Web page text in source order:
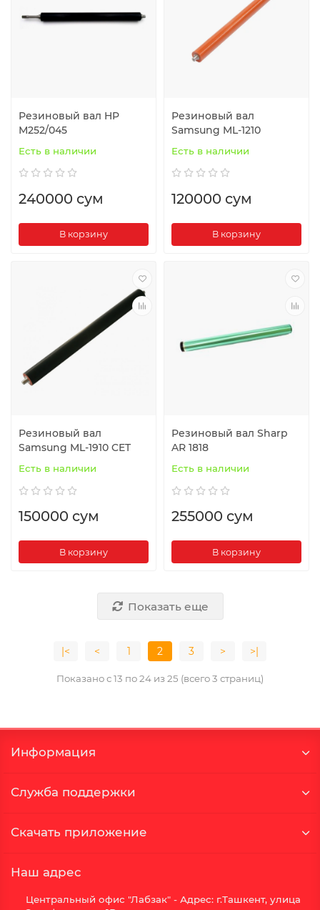
Резиновый вал HP
М252/045
Есть в наличии
240000 сум
В корзину
Резиновый вал
Samsung ML-1210
Есть в наличии
120000 сум
В корзину
Резиновый вал
Samsung ML-1910 CET
Есть в наличии
150000 сум
В корзину
Резиновый вал Sharp
AR 1818
Есть в наличии
255000 сум
В корзину
Показать еще
|< < 1 2 3 > >|
Показано с 13 по 24 из 25 (всего 3 страниц)
Информация
Служба поддержки
Скачать приложение
Наш адрес
Центральный офис "Лабзак" - Адрес: г.Ташкент, улица